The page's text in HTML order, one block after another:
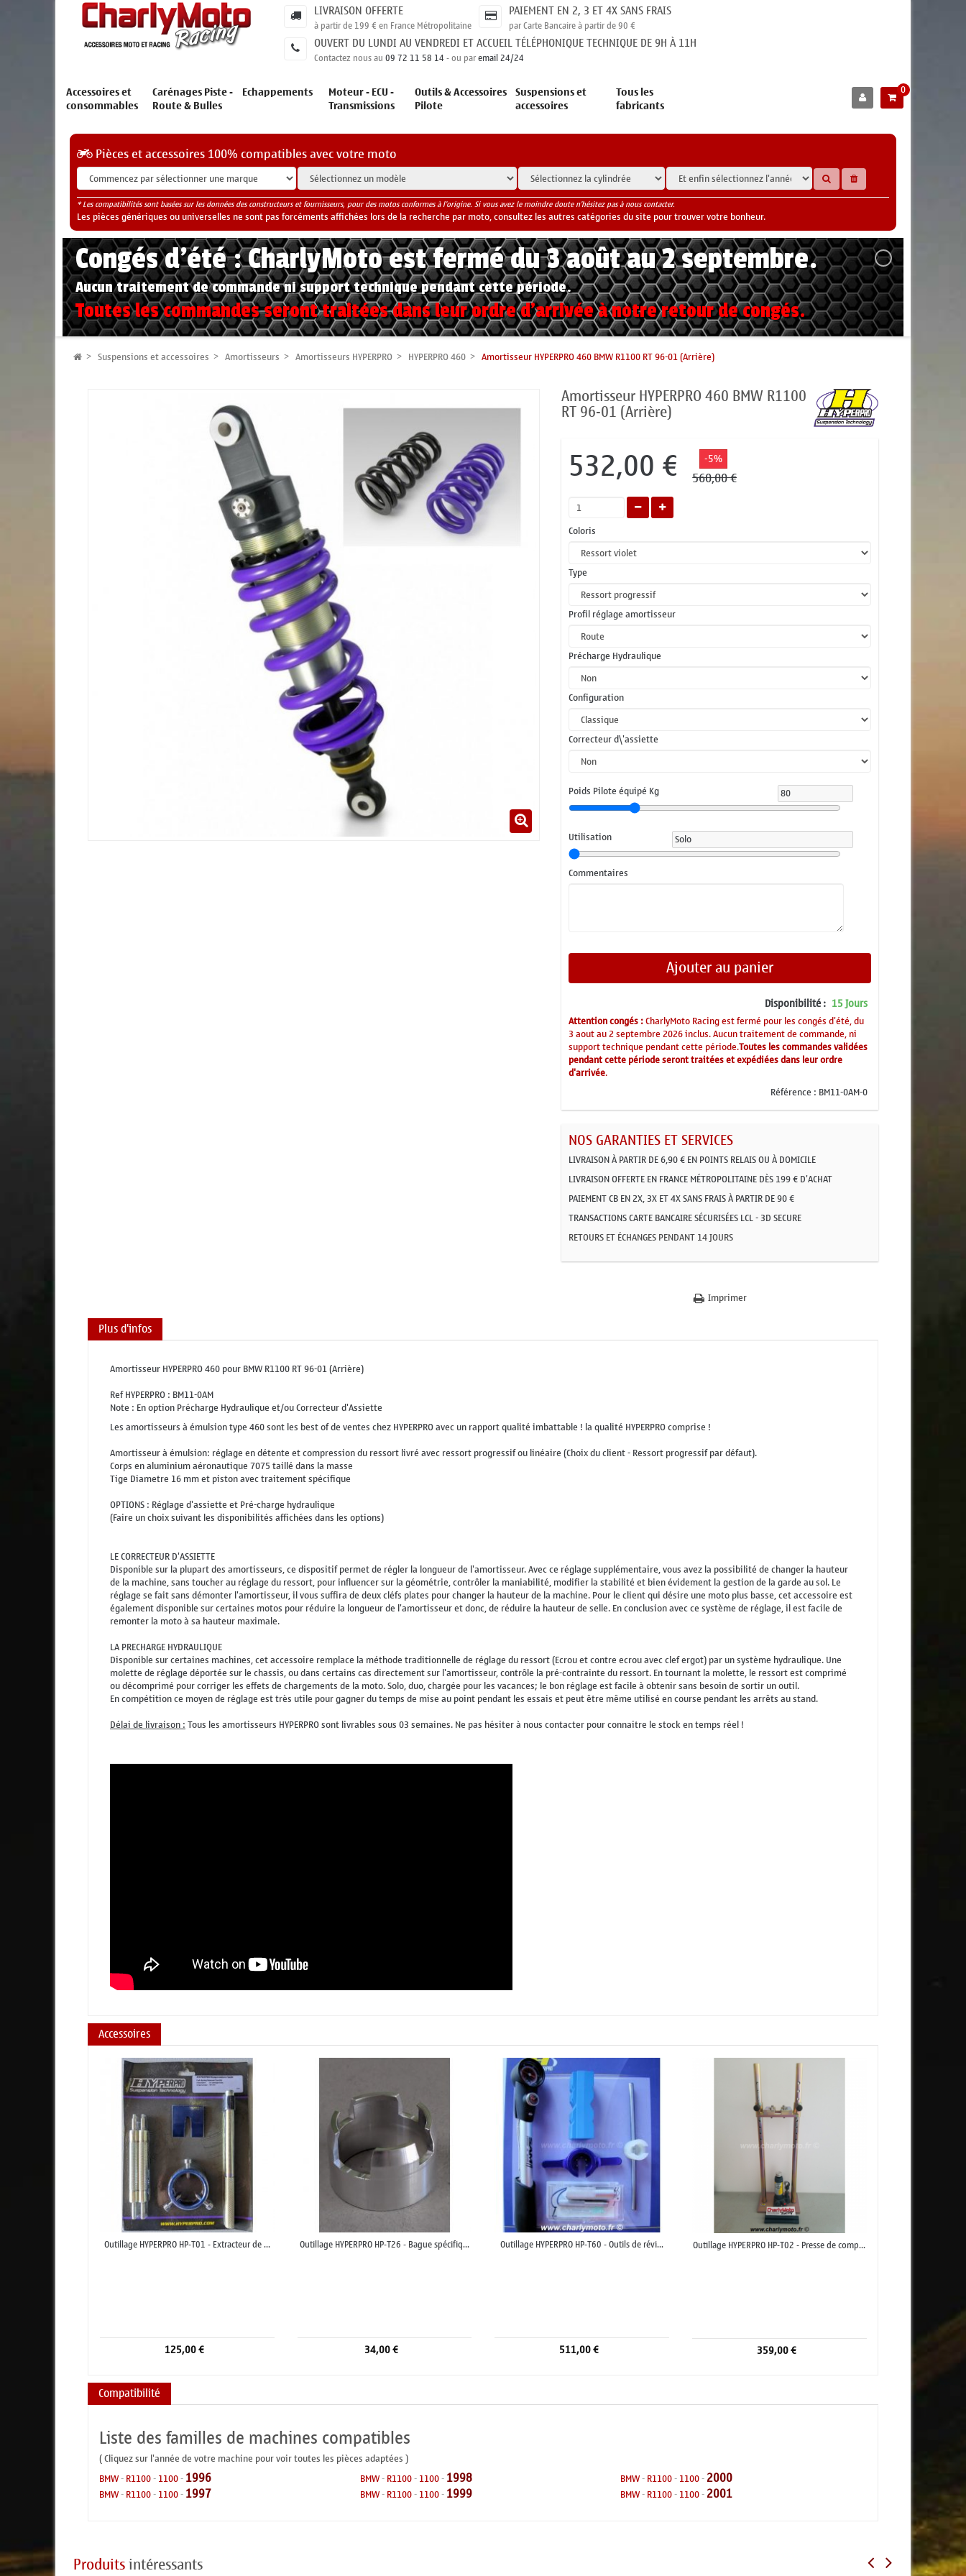
LIVRAISON OFFERTE
à partir de 199 € en France Métropolitaine
PAIEMENT EN 2, 3 ET 4X SANS FRAIS
par Carte Bancaire à partir de 90 €
OUVERT DU LUNDI AU VENDREDI ET ACCUEIL TÉLÉPHONIQUE TECHNIQUE DE 9H À 11H
Contactez nous au09 72 11 58 14- ou paremail 24/24
Accessoires et
consommables
Carénages Piste -
Route & Bulles
Echappements Moteur - ECU -
Transmissions
Outils & Accessoires
Pilote
Suspensions et
accessoires
Tous les
fabricants
0
Pièces et accessoires 100% compatibles avec votre moto
* Les compatibilités sont basées sur les données des constructeurs et fournisseurs, pour des motos conformes à l'origine. Si vous avez le moindre doute n'hésitez pas à nous contacter.
Les pièces génériques ou universelles ne sont pas forcéments affichées lors de la recherche par moto, consultez les autres catégories du site pour trouver votre bonheur.
Congés d'été : CharlyMoto est fermé du 3 août au 2 septembre.
Aucun traitement de commande ni support technique pendant cette période.
Toutes les commandes seront traitées dans leur ordre d'arrivée à notre retour de congés.
Suspensions et accessoires Amortisseurs Amortisseurs HYPERPRO HYPERPRO 460 Amortisseur HYPERPRO 460 BMW R1100 RT 96-01 (Arrière)
Amortisseur HYPERPRO 460 BMW R1100
RT 96-01 (Arrière)
532,00 € -5%
560,00 €
Coloris
Type
Profil réglage amortisseur
Précharge Hydraulique
Configuration
Correcteur d\'assiette
Poids Pilote équipé Kg
Utilisation
Commentaires
Ajouter au panier
Disponibilité : 15 Jours
Attention congés :CharlyMoto Racing est fermé pour les congés d'été, du
3 aout au 2 septembre 2026 inclus. Aucun traitement de commande, ni
support technique pendant cette période.Toutes les commandes validées
pendant cette période seront traitées et expédiées dans leur ordre
d'arrivée.
Référence : BM11-0AM-0
NOS GARANTIES ET SERVICES
LIVRAISON À PARTIR DE 6,90 € EN POINTS RELAIS OU À DOMICILE
LIVRAISON OFFERTE EN FRANCE MÉTROPOLITAINE DÈS 199 € D'ACHAT
PAIEMENT CB EN 2X, 3X ET 4X SANS FRAIS À PARTIR DE 90 €
TRANSACTIONS CARTE BANCAIRE SÉCURISÉES LCL - 3D SECURE
RETOURS ET ÉCHANGES PENDANT 14 JOURS
Imprimer
Plus d'infos
Amortisseur HYPERPRO 460 pour BMW R1100 RT 96-01 (Arrière)
Ref HYPERPRO : BM11-0AM
Note : En option Précharge Hydraulique et/ou Correcteur d'Assiette
Les amortisseurs à émulsion type 460 sont les best of de ventes chez HYPERPRO avec un rapport qualité imbattable ! la qualité HYPERPRO comprise !
Amortisseur à émulsion: réglage en détente et compression du ressort livré avec ressort progressif ou linéaire (Choix du client - Ressort progressif par défaut).
Corps en aluminium aéronautique 7075 taillé dans la masse
Tige Diametre 16 mm et piston avec traitement spécifique
OPTIONS : Réglage d'assiette et Pré-charge hydraulique
(Faire un choix suivant les disponibilités affichées dans les options)
LE CORRECTEUR D'ASSIETTE
Disponible sur la plupart des amortisseurs, ce dispositif permet de régler la longueur de l'amortisseur. Avec ce réglage supplémentaire, vous avez la possibilité de changer la hauteur
de la machine, sans toucher au réglage du ressort, pour influencer sur la géométrie, contrôler la maniabilité, modifier la stabilité et bien évidement la gestion de la garde au sol. Le
réglage se fait sans démonter l'amortisseur, il vous suffira de deux cléfs plates pour changer la hauteur de la machine. Pour le client qui désire une moto plus basse, cet accessoire est
également disponible sur certaines motos pour réduire la longueur de l'amortisseur et donc, de réduire la hauteur de selle. En conclusion avec ce système de réglage, il est facile de
remonter la moto à sa hauteur maximale.
LA PRECHARGE HYDRAULIQUE
Disponible sur certaines machines, cet accessoire remplace la méthode traditionnelle de réglage du ressort (Ecrou et contre ecrou avec clef ergot) par un système hydraulique. Une
molette de réglage déportée sur le chassis, ou dans certains cas directement sur l'amortisseur, contrôle la pré-contrainte du ressort. En tournant la molette, le ressort est comprimé
ou décomprimé pour corriger les effets de chargements de la moto. Solo, duo, chargée pour les vacances; le bon réglage est facile à obtenir sans besoin de sortir un outil.
En compétition ce moyen de réglage est très utile pour gagner du temps de mise au point pendant les essais et peut être même utilisé en course pendant les arrêts au stand.
Délai de livraison :Tous les amortisseurs HYPERPRO sont livrables sous 03 semaines. Ne pas hésiter à nous contacter pour connaitre le stock en temps réel !
Accessoires
Outillage HYPERPRO HP-T01 - Extracteur de ...
125,00 €
Outillage HYPERPRO HP-T26 - Bague spécifiq...
34,00 €
Outillage HYPERPRO HP-T60 - Outils de révi...
511,00 €
Outillage HYPERPRO HP-T02 - Presse de comp...
359,00 €
Compatibilité
Liste des familles de machines compatibles
( Cliquez sur l'année de votre machine pour voir toutes les pièces adaptées )
BMW-R1100-1100-1996
BMW-R1100-1100-1997
BMW-R1100-1100-1998
BMW-R1100-1100-1999
BMW-R1100-1100-2000
BMW-R1100-1100-2001
Produitsintéressants